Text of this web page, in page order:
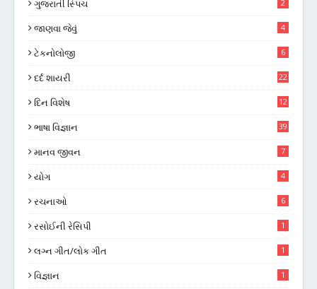
ગુજરાતી સ્પિચ 2
જાણવા જેવું 4
ટેકનોલોજી 6
દર્દ શાયરી 22
દિન વિશેષ 12
ભાષા વિજ્ઞાન 39
માનવ જીવન 7
યોગ 4
રચનાઓ 6
રસોઈની રેસિપી 1
લગ્ન ગીત/લોક ગીત 1
વિજ્ઞાન 1